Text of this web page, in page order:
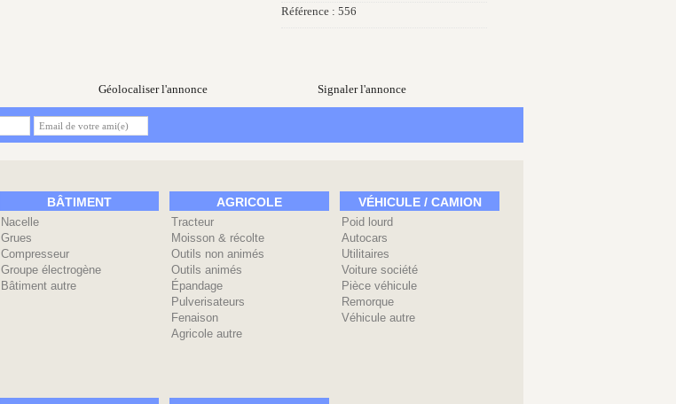
Référence : 556
Géolocaliser l'annonce Signaler l'annonce
BÂTIMENT
Nacelle
Grues
Compresseur
Groupe électrogène
Bâtiment autre
AGRICOLE
Tracteur
Moisson & récolte
Outils non animés
Outils animés
Épandage
Pulverisateurs
Fenaison
Agricole autre
VÉHICULE / CAMION
Poid lourd
Autocars
Utilitaires
Voiture société
Pièce véhicule
Remorque
Véhicule autre